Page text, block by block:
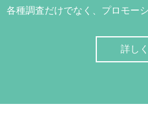
各種調査だけでなく、プロモー
詳し